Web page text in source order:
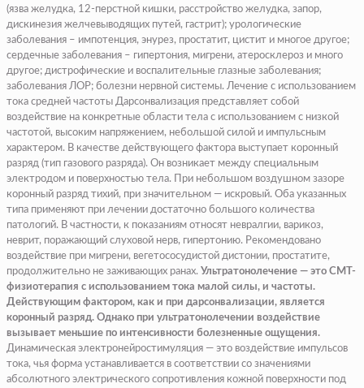
(язва желудка, 12-перстной кишки, расстройство желудка, запор,
дискинезия желчевыводящих путей, гастрит); урологические
заболевания – импотенция, энурез, простатит, цистит и многое другое;
сердечные заболевания – гипертония, мигрени, атеросклероз и много
другое; дистрофические и воспалительные глазные заболевания;
заболевания ЛОР; болезни нервной системы. Лечение с использованием
тока средней частоты Дарсонвализация представляет собой
воздействие на конкретные области тела с использованием с низкой
частотой, высоким напряжением, небольшой силой и импульсным
характером. В качестве действующего фактора выступает коронный
разряд (тип газового разряда). Он возникает между специальным
электродом и поверхностью тела. При небольшом воздушном зазоре
коронный разряд тихий, при значительном — искровый. Оба указанных
типа применяют при лечении достаточно большого количества
патологий. В частности, к показаниям относят невралгии, варикоз,
неврит, поражающий слуховой нерв, гипертонию. Рекомендовано
воздействие при мигрени, вегетососудистой дистонии, простатите,
продолжительно не заживающих ранах. Ультратонолечение — это СМТ-
физиотерапия с использованием тока малой силы, и частоты.
Действующим фактором, как и при дарсонвализации, является
коронный разряд. Однако при ультратонолечении воздействие
вызывает меньшие по интенсивности болезненные ощущения.
Динамическая электронейростимуляция — это воздействие импульсов
тока, чья форма устанавливается в соответствии со значениями
абсолютного электрического сопротивления кожной поверхности под